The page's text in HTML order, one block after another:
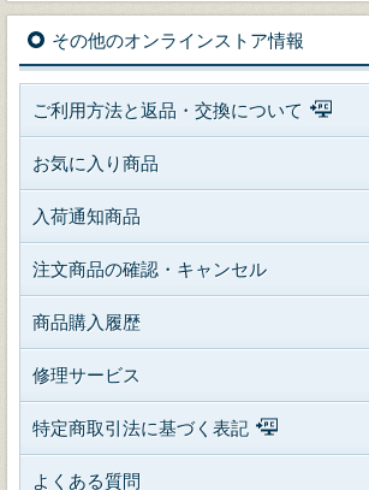
その他のオンラインストア情報
ご利用方法と返品・交換について
お気に入り商品
入荷通知商品
注文商品の確認・キャンセル
商品購入履歴
修理サービス
特定商取引法に基づく表記
よくある質問